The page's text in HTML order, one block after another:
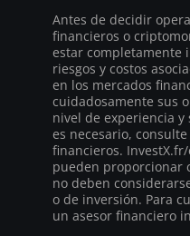
Antes de decidir
financieros o
estar completamente
riesgos y costos
en los mercados
cuidadosamente sus
nivel de experiencia y
es necesario,
financieros.
pueden proporcionar
no deben
o de inversión. Para
un asesor financiero